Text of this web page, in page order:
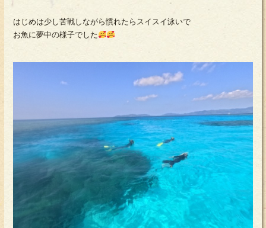
はじめは少し苦戦しながら慣れたらスイスイ泳いで
お魚に夢中の様子でした